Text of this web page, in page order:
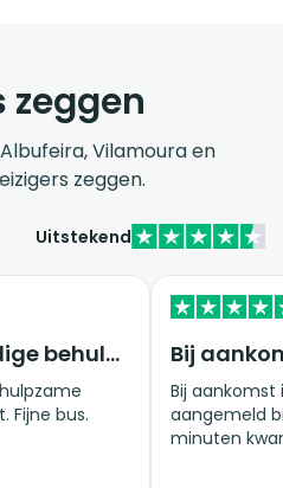
zeggen
Vilamoura en
zeggen.
Uitstekend
Prima vervoer,aardige behulpzame…
Fijne bus.
Bij aankomst
aangemeld
minuten